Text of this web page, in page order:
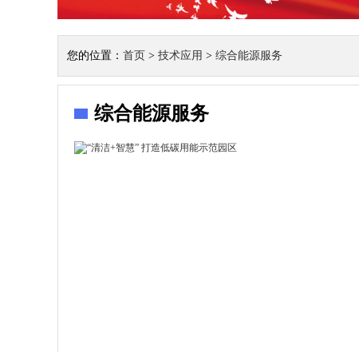
您的位置： 首页 > 技术应用 > 综合能源服务
综合能源服务